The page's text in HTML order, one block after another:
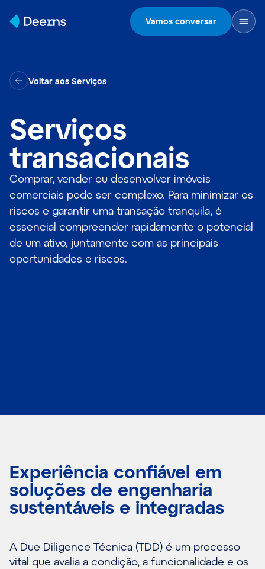
Vamos conversar
Voltar aos Serviços
Serviços
transacionais
Comprar, vender ou desenvolver imóveis
comerciais pode ser complexo. Para minimizar os
riscos e garantir uma transação tranquila, é
essencial compreender rapidamente o potencial
de um ativo, juntamente com as principais
oportunidades e riscos.
Experiência confiável em
soluções de engenharia
sustentáveis e integradas
A Due Diligence Técnica (TDD) é um processo
vital que avalia a condição, a funcionalidade e os